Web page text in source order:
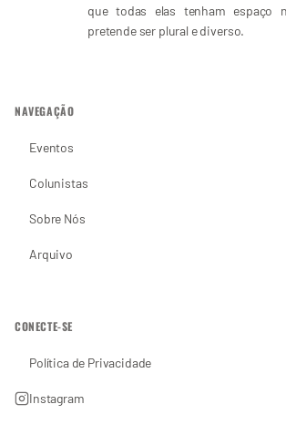
que todas elas tenham espaço
pretende ser plural e diverso.
NAVEGAÇÃO
Eventos
Colunistas
Sobre Nós
Arquivo
CONECTE-SE
Política de Privacidade
Instagram